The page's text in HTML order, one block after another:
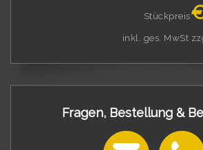
Stückpreis
inkl. ges. MwSt
Fragen, Bestellung &